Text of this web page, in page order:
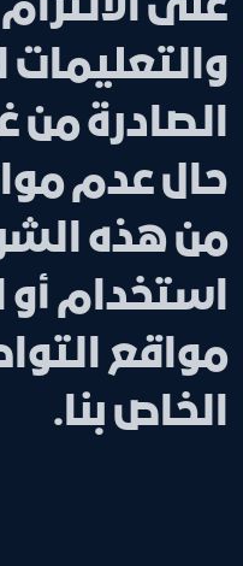
والتعليمات
الصادرة
حال عدم
من هذه
استخدام أو
مواقع
الخاص بنا.